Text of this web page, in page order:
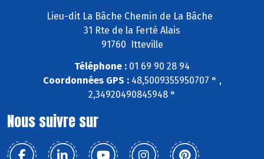
Lieu-dit La Bâche Chemin de La Bâche
31 Rte de la Ferté Alais
91760 Itteville
Téléphone : 01 69 90 28 94
Coordonnées GPS :48,5009355950707 ° ,
2,34920490845948 °
Nous suivre sur